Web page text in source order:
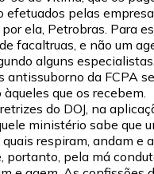
efetuados pelas
ela, Petrobras. Para
facaltruas, e não um
alguns
antissuborno da FCPA
que os recebem.
do DOJ, na
ministério sabe que
respiram, andam e
pela má